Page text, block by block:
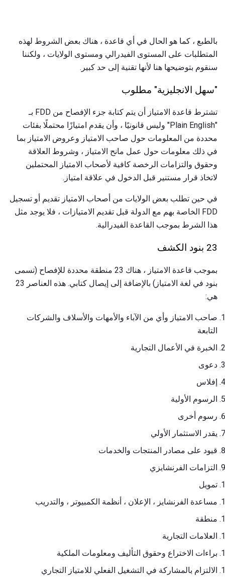
بالطبع ، كما هو الحال في أي قاعدة ، هناك بعض الشروط لهذه
المتطلبات على المستوى الفيدرالي ومستوى الولايات ، ولكننا
سنقوم بتوضيحها هنا لأنها تقنية إلى حد كبير.
"سهل الانجليزية" مطلوب
تشترط قاعدة الامتياز أن يتم كتابة جزء الإفصاح من FDD بـ
"Plain English" وليس قانونيًا ، وأن يقدم امتيازًا محتملًا بفئات
محددة من المعلومات حول صاحب الامتياز وعروض الامتياز بما
في ذلك معلومات حول عمل مانح الامتياز ، وشروط العلاقة
وحقوق والتزامات الرخصة كافية لأصحاب الامتياز المحتملين
لاتخاذ قرار مستنير قبل الدخول في علاقة امتياز.
في حين تطلب بعض الولايات من أصحاب الامتياز تقديم أو تسجيل
FDD الخاصة بهم مع الدولة قبل تقديم الامتيازات ، فلا يوجد مثل
هذا الشرط بموجب القاعدة الفيدرالية.
23 بنود الكشف
بموجب قاعدة الامتياز ، هناك 23 منطقة محددة للإفصاح (تسمى
بنود في لغة الامتياز) بالإضافة إلى إيصال كتابي. هذه العناصر 23
هي:
صاحب الامتياز وأي من الآباء والأمهات والأسلاف والشركات
التابعة
الخبرة في الأعمال التجارية
دعوى
إفلاس
الرسوم الأولية
رسوم أخرى
يقدر الاستثمار الأولي
قيود على مصادر المنتجات والخدمات
التزامات الفرنشايزي
تمويل
مساعدة الفرنشايز ، الإعلان ، أنظمة الكمبيوتر ، والتدريب
منطقة
العلامات التجارية
براءات الاختراع وحقوق التأليف ومعلومات الملكية
الالتزام بالمشاركة في التشغيل الفعلي للامتياز التجاري